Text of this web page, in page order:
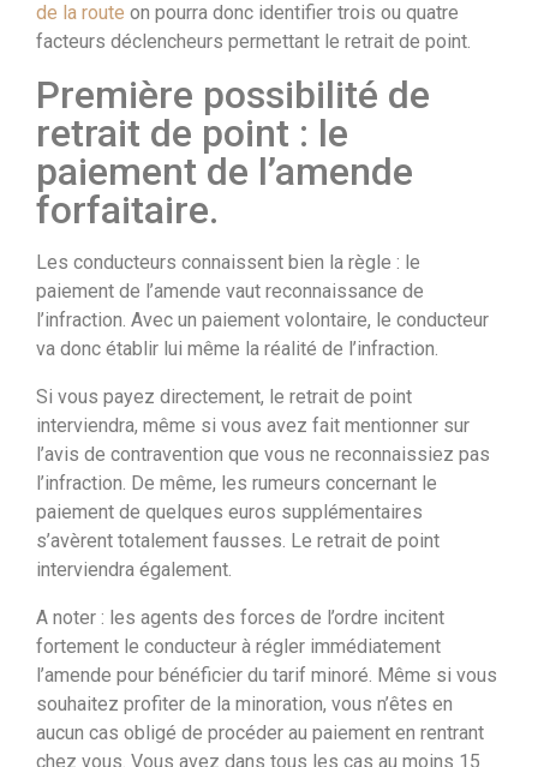
de la route on pourra donc identifier trois ou quatre
facteurs déclencheurs permettant le retrait de point.
Première possibilité de
retrait de point : le
paiement de l’amende
forfaitaire.
Les conducteurs connaissent bien la règle : le
paiement de l’amende vaut reconnaissance de
l’infraction. Avec un paiement volontaire, le conducteur
va donc établir lui même la réalité de l’infraction.
Si vous payez directement, le retrait de point
interviendra, même si vous avez fait mentionner sur
l’avis de contravention que vous ne reconnaissiez pas
l’infraction. De même, les rumeurs concernant le
paiement de quelques euros supplémentaires
s’avèrent totalement fausses. Le retrait de point
interviendra également.
A noter : les agents des forces de l’ordre incitent
fortement le conducteur à régler immédiatement
l’amende pour bénéficier du tarif minoré. Même si vous
souhaitez profiter de la minoration, vous n’êtes en
aucun cas obligé de procéder au paiement en rentrant
chez vous. Vous avez dans tous les cas au moins 15